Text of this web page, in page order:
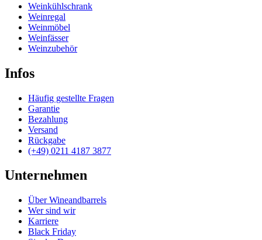
Weinkühlschrank
Weinregal
Weinmöbel
Weinfässer
Weinzubehör
Infos
Häufig gestellte Fragen
Garantie
Bezahlung
Versand
Rückgabe
(+49) 0211 4187 3877
Unternehmen
Über Wineandbarrels
Wer sind wir
Karriere
Black Friday